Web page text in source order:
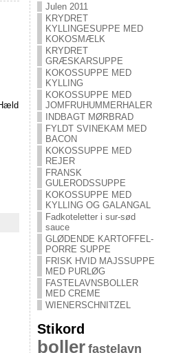
Julen 2011
KRYDRET
KYLLINGESUPPE MED
KOKOSMÆLK
KRYDRET
GRÆSKARSUPPE
KOKOSSUPPE MED
KYLLING
KOKOSSUPPE MED
JOMFRUHUMMERHALER
INDBAGT MØRBRAD
FYLDT SVINEKAM MED
BACON
KOKOSSUPPE MED
REJER
FRANSK
GULERODSSUPPE
KOKOSSUPPE MED
KYLLING OG GALANGAL
Fadkoteletter i sur-sød
sauce
GLØDENDE KARTOFFEL-
PORRE SUPPE
FRISK HVID MAJSSUPPE
MED PURLØG
FASTELAVNSBOLLER
MED CREME
WIENERSCHNITZEL
Stikord
boller fastelavn